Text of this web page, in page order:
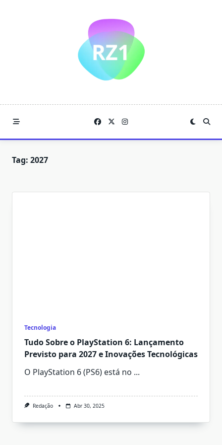
Tag: 2027
Tecnologia
Tudo Sobre o PlayStation 6: Lançamento
Previsto para 2027 e Inovações Tecnológicas
O PlayStation 6 (PS6) está no ...
Redação Abr 30, 2025